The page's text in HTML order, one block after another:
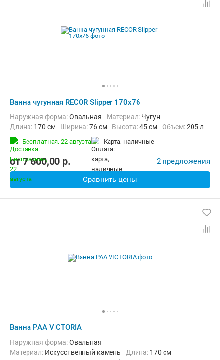
Ванна чугунная RECOR Slipper 170x76
Наружная форма:Овальная Материал: Чугун
Длина: 170 см Ширина:76 см Высота:45 см Объем:205 л
Бесплатная, 22 августа карта, наличные
от7 600,00 p. 2 предложения
Сравнить цены
Ванна PAA VICTORIA
Наружная форма:Овальная
Материал: Искусственный камень Длина: 170 см